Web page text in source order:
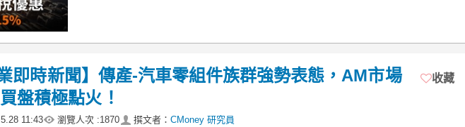
即時新聞】傳產-汽車零組件族群強勢表態，AM市場
盤積極點火！
11:43 瀏覽人次 :1870 撰文者： CMoney 研究員
收藏